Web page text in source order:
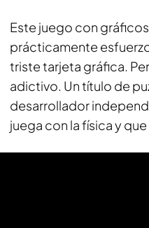
Este juego con
prácticamente
triste tarjeta gráfica.
adictivo. Un título de
desarrollador
juega con la física y